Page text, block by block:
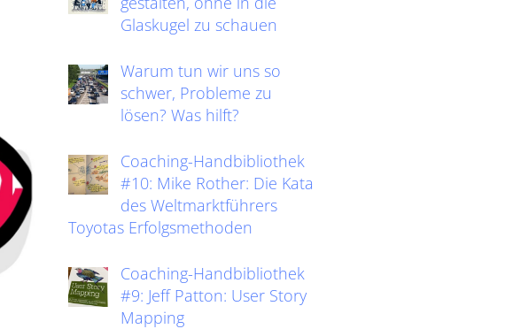
Glaskugel zu schauen
Warum tun wir uns so
schwer, Probleme zu
lösen? Was hilft?
Coaching-Handbibliothek
#10: Mike Rother: Die Kata
des Weltmarktführers
Toyotas Erfolgsmethoden
Coaching-Handbibliothek
#9: Jeff Patton: User Story
Mapping